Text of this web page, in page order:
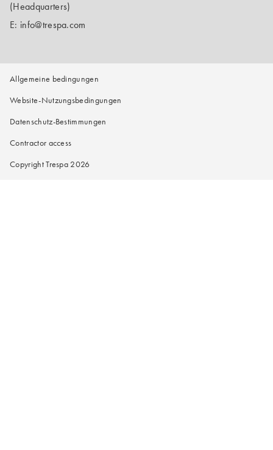
(Headquarters)
E: info@trespa.com
Allgemeine bedingungen
Website-Nutzungsbedingungen
Datenschutz-Bestimmungen
Contractor access
Copyright Trespa 2026